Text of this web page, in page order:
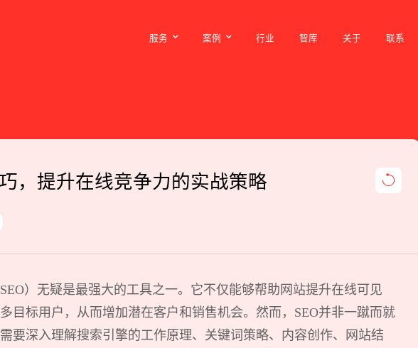
服务
案例
行业
智库
关于
联系
，提升在线竞争力的实战策略
）无疑是最强大的工具之一。它不仅能够帮助网站提升在线可见
目标用户，从而增加潜在客户和销售机会。然而，SEO并非一蹴而就
要深入理解搜索引擎的工作原理、关键词策略、内容创作、网站结